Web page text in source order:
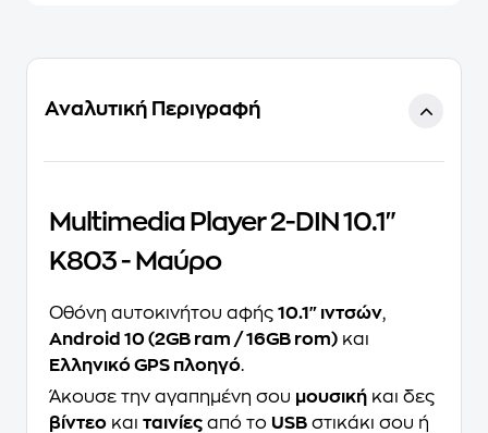
Αναλυτική Περιγραφή
Multimedia Player 2-DIN 10.1"
K803 - Μαύρο
Οθόνη αυτοκινήτου αφής 10.1" ιντσών,
Android 10 (2GB ram / 16GB rom) και
Ελληνικό GPS πλοηγό.
Άκουσε την αγαπημένη σου μουσική και δες
βίντεο και ταινίες από το USB στικάκι σου ή